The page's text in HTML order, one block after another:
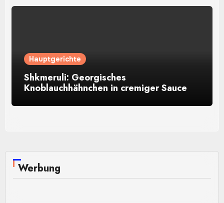
Hauptgerichte
Shkmeruli: Georgisches
Knoblauchhähnchen in cremiger Sauce
Werbung